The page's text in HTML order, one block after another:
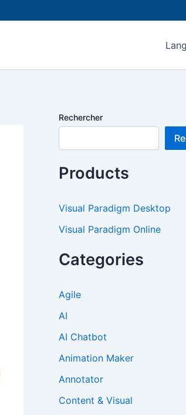
Rechercher
Products
Visual Paradigm Desktop
Visual Paradigm Online
Categories
Agile
AI
AI Chatbot
Animation Maker
Annotator
Content & Visual